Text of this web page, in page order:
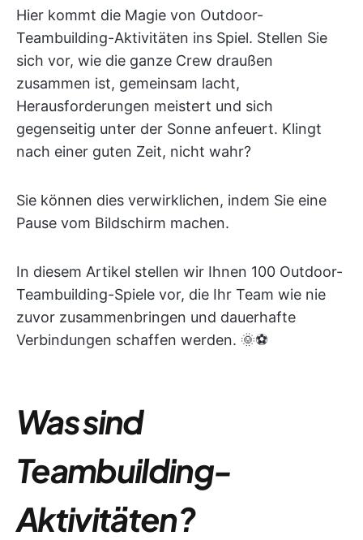
Hier kommt die Magie von Outdoor-
Teambuilding-Aktivitäten ins Spiel. Stellen Sie
sich vor, wie die ganze Crew draußen
zusammen ist, gemeinsam lacht,
Herausforderungen meistert und sich
gegenseitig unter der Sonne anfeuert. Klingt
nach einer guten Zeit, nicht wahr?
Sie können dies verwirklichen, indem Sie eine
Pause vom Bildschirm machen.
In diesem Artikel stellen wir Ihnen 100 Outdoor-
Teambuilding-Spiele vor, die Ihr Team wie nie
zuvor zusammenbringen und dauerhafte
Verbindungen schaffen werden. 🌞⚽
Was sind
Teambuilding-
Aktivitäten?